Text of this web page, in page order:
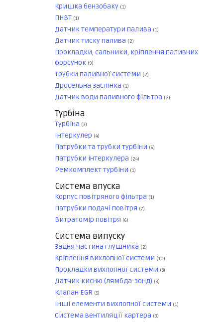
Кришка бензобаку (1)
ПНВТ (1)
Датчик температури палива (1)
Датчик тиску палива (2)
Прокладки, сальники, кріплення паливних
форсунок (9)
Трубки паливної системи (2)
Дросельна заслінка (1)
Датчик води паливного фільтра (2)
Турбіна
Турбіна (3)
Інтеркулер (4)
Патрубки та трубки турбіни (6)
Патрубки інтеркулера (24)
Ремкомплект турбіни (1)
Система впуска
Корпус повітряного фільтра (1)
Патрубки подачі повітря (7)
Витратомір повітря (6)
Система випуску
Задня частина глушника (2)
Кріплення вихлопної системи (10)
Прокладки вихлопної системи (8)
Датчик кисню (лямбда-зонд) (3)
Клапан EGR (5)
Інші елементи вихлопної системи (1)
Система вентиляції картера (3)